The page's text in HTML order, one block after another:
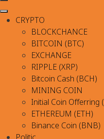
CRYPTO
BLOCKCHANCE
BITCOIN (BTC)
EXCHANGE
RIPPLE (XRP)
Bitcoin Cash (BCH)
MINING COIN
Initial Coin Offerring
ETHEREUM (ETH)
Binance Coin (BNB)